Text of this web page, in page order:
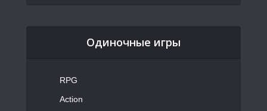
Одиночные игры
RPG
Action